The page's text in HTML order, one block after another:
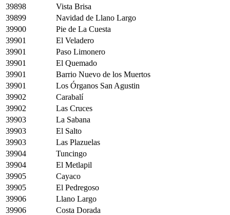
39898
Vista Brisa
39899
Navidad de Llano Largo
39900
Pie de La Cuesta
39901
El Veladero
39901
Paso Limonero
39901
El Quemado
39901
Barrio Nuevo de los Muertos
39901
Los Órganos San Agustin
39902
Carabalí
39902
Las Cruces
39903
La Sabana
39903
El Salto
39903
Las Plazuelas
39904
Tuncingo
39904
El Metlapil
39905
Cayaco
39905
El Pedregoso
39906
Llano Largo
39906
Costa Dorada